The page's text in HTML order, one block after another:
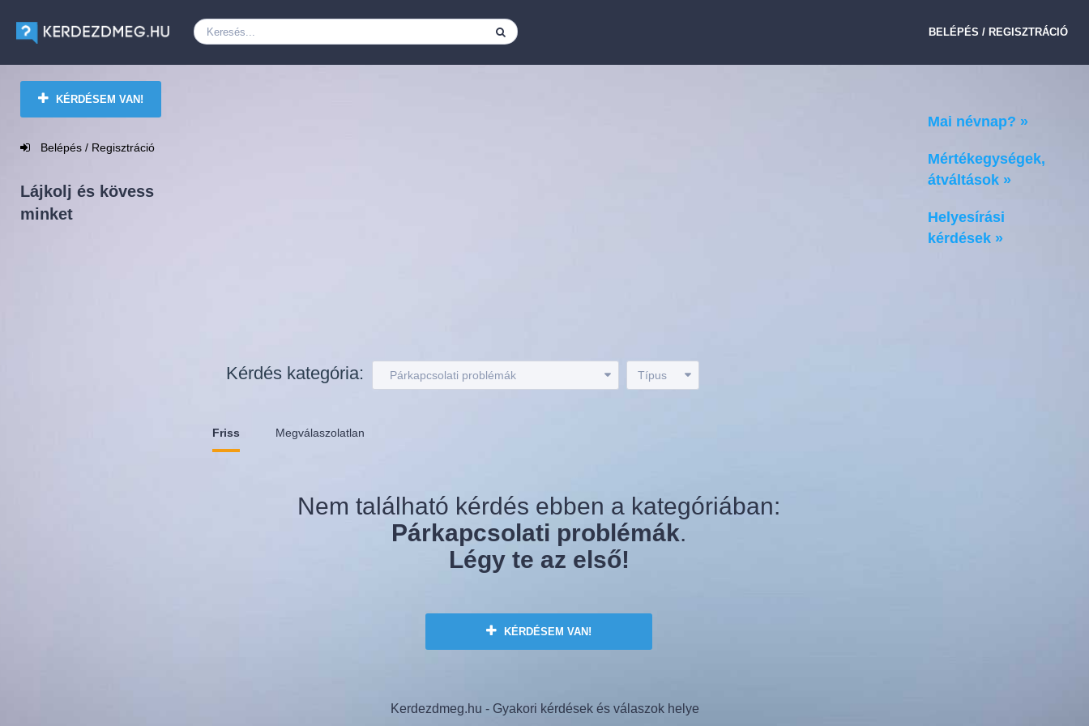
BELÉPÉS / REGISZTRÁCIÓ
KÉRDÉSEM VAN!
Belépés / Regisztráció
Lájkolj és kövess
minket
Kérdés kategória: Párkapcsolati problémák Típus
Friss Megválaszolatlan
Nem található kérdés ebben a kategóriában:
Párkapcsolati problémák.
Légy te az első!
KÉRDÉSEM VAN!
Mai névnap? »
Mértékegységek,
átváltások »
Helyesírási
kérdések »
Kerdezdmeg.hu - Gyakori kérdések és válaszok helye